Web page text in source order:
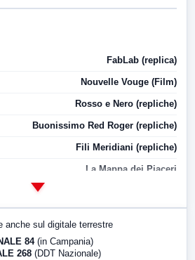
FabLab (replica)
Nouvelle Vouge (Film)
Rosso e Nero (repliche)
Buonissimo Red Roger (repliche)
Fili Meridiani (repliche)
La Mappa dei Piaceri
anche sul digitale terrestre
84 (in Campania)
268 (DDT Nazionale)